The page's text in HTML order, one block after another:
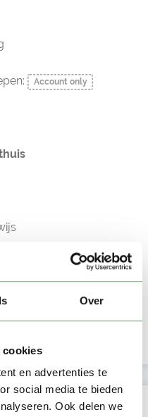
Over
cookies
en advertenties te
social media te bieden
Ook delen we
Account only
only